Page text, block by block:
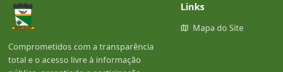
Comprometidos com a transparência
total e o acesso livre à informação
Links
Mapa do Site